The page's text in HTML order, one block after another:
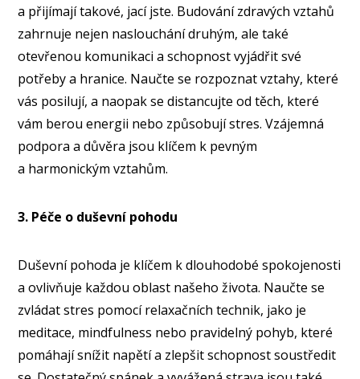
a přijímají takové, jací jste. Budování zdravých vztahů
zahrnuje nejen naslouchání druhým, ale také
otevřenou komunikaci a schopnost vyjádřit své
potřeby a hranice. Naučte se rozpoznat vztahy, které
vás posilují, a naopak se distancujte od těch, které
vám berou energii nebo způsobují stres. Vzájemná
podpora a důvěra jsou klíčem k pevným
a harmonickým vztahům.
3. Péče o duševní pohodu
Duševní pohoda je klíčem k dlouhodobé spokojenosti
a ovlivňuje každou oblast našeho života. Naučte se
zvládat stres pomocí relaxačních technik, jako je
meditace, mindfulness nebo pravidelný pohyb, které
pomáhají snížit napětí a zlepšit schopnost soustředit